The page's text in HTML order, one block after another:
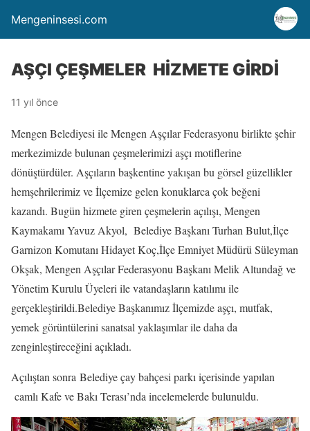
Mengeninsesi.com
AŞÇI ÇEŞMELER HİZMETE GİRDİ
11 yıl önce
Mengen Belediyesi ile Mengen Aşçılar Federasyonu birlikte şehir
merkezimizde bulunan çeşmelerimizi aşçı motiflerine
dönüştürdüler. Aşçıların başkentine yakışan bu görsel güzellikler
hemşehrilerimiz ve İlçemize gelen konuklarca çok beğeni
kazandı. Bugün hizmete giren çeşmelerin açılışı, Mengen
Kaymakamı Yavuz Akyol, Belediye Başkanı Turhan Bulut,İlçe
Garnizon Komutanı Hidayet Koç,İlçe Emniyet Müdürü Süleyman
Okşak, Mengen Aşçılar Federasyonu Başkanı Melik Altundağ ve
Yönetim Kurulu Üyeleri ile vatandaşların katılımı ile
gerçekleştirildi.Belediye Başkanımız İlçemizde aşçı, mutfak,
yemek görüntülerini sanatsal yaklaşımlar ile daha da
zenginleştireceğini açıkladı.
Açılıştan sonra Belediye çay bahçesi parkı içerisinde yapılan
camlı Kafe ve Bakı Terası’nda incelemelerde bulunuldu.